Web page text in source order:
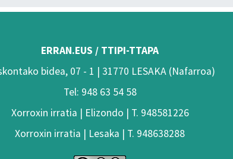
ERRAN.EUS / TTIPI-TTAPA
bidea, 07 - 1 | 31770 LESAKA (Nafarroa)
Tel: 948 63 54 58
Xorroxin irratia | Elizondo | T. 948581226
Xorroxin irratia | Lesaka | T. 948638288